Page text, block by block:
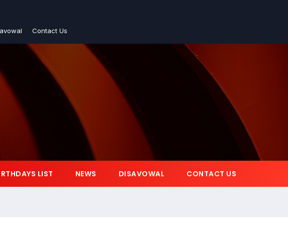
Contact Us
LIST NEWS DISAVOWAL CONTACT US